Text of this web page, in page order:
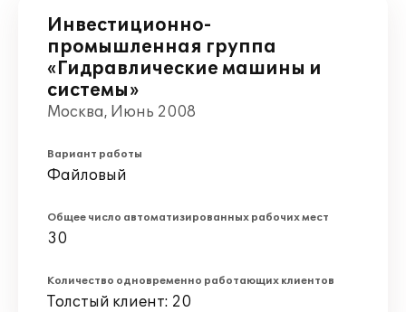
Инвестиционно-
промышленная группа
«Гидравлические машины и
системы»
Москва, Июнь 2008
Вариант работы
Файловый
Общее число автоматизированных рабочих мест
30
Количество одновременно работающих клиентов
Толстый клиент: 20